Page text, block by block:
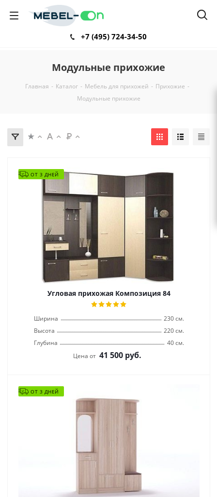
+7 (495) 724-34-50
Модульные прихожие
Главная - Каталог - Мебель для прихожей - Прихожие -
Модульные прихожие
ОТ 3 ДНЕЙ
Угловая прихожая Композиция 84
Ширина
230 см.
Высота
220 см.
Глубина
40 см.
Цена от 41 500 руб.
ОТ 3 ДНЕЙ